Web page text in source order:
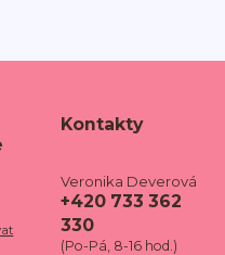
Kontakty
Veronika Deverová
+420 733 362
330
(Po-Pá, 8-16 hod.)